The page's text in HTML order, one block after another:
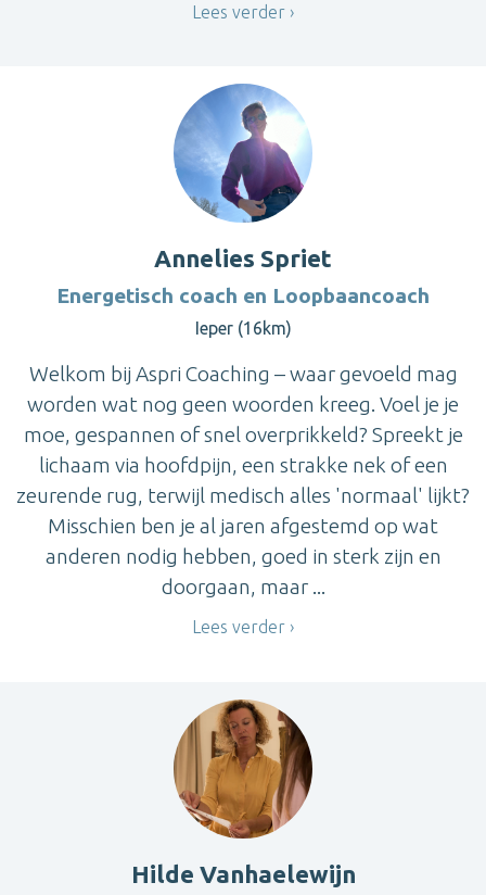
Lees verder
Annelies Spriet
Energetisch coach en Loopbaancoach
Ieper (16km)
Welkom bij Aspri Coaching – waar gevoeld mag
worden wat nog geen woorden kreeg. Voel je je
moe, gespannen of snel overprikkeld? Spreekt je
lichaam via hoofdpijn, een strakke nek of een
zeurende rug, terwijl medisch alles 'normaal' lijkt?
Misschien ben je al jaren afgestemd op wat
anderen nodig hebben, goed in sterk zijn en
doorgaan, maar ...
Lees verder
Hilde Vanhaelewijn